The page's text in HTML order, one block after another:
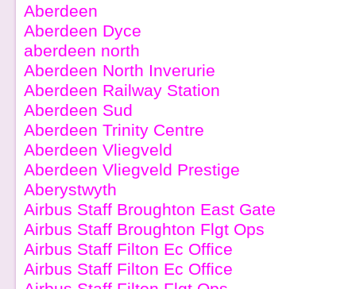
Aberdeen
Aberdeen Dyce
aberdeen north
Aberdeen North Inverurie
Aberdeen Railway Station
Aberdeen Sud
Aberdeen Trinity Centre
Aberdeen Vliegveld
Aberdeen Vliegveld Prestige
Aberystwyth
Airbus Staff Broughton East Gate
Airbus Staff Broughton Flgt Ops
Airbus Staff Filton Ec Office
Airbus Staff Filton Ec Office